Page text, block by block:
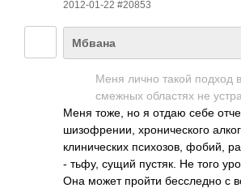
2012-01-22 #20853
Мбвана
Меня лично такой подход
смежных обла­стях не
Меня тоже, но я отдаю себе
шизо­френ­ии, хрон­ичес­кого
клин­ичес­ких псих­озов, фобий,
- тьфу, сущий пустяк. Не того
Она может пройти бесс­ледно с